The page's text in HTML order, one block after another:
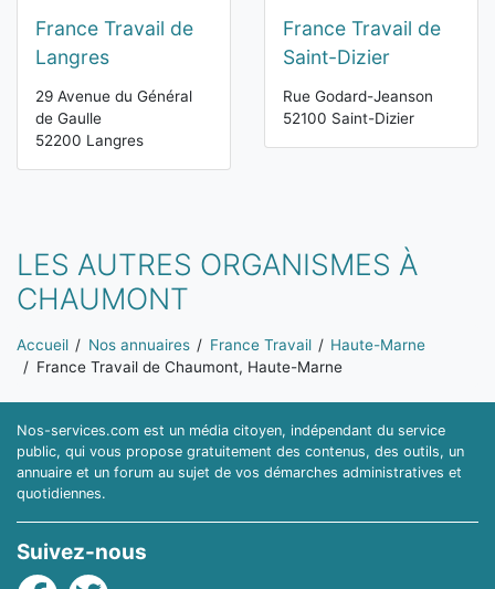
France Travail de
Langres
29 Avenue du Général
de Gaulle
52200 Langres
France Travail de
Saint-Dizier
Rue Godard-Jeanson
52100 Saint-Dizier
LES AUTRES ORGANISMES À
CHAUMONT
Vous êtes ici:
Accueil Nos annuaires France Travail
Haute-Marne
France Travail de Chaumont, Haute-Marne
Nos-services.com est un média citoyen, indépendant du service
public, qui vous propose gratuitement des contenus, des outils, un
annuaire et un forum au sujet de vos démarches administratives et
quotidiennes.
Suivez-nous